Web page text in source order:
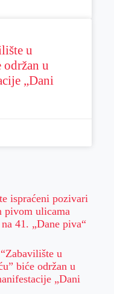
u
u
„Dani
ispraćeni pozivari
pivom ulicama
41. „Dane piva“
u
biće održan u
„Dani